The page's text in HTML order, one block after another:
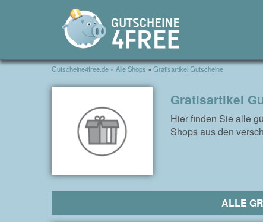
Gutscheine4free.de » Alle Shops » Gratisartikel Gutscheine
Gratisartikel
Hier finden Sie alle
Shops aus den
ALLE